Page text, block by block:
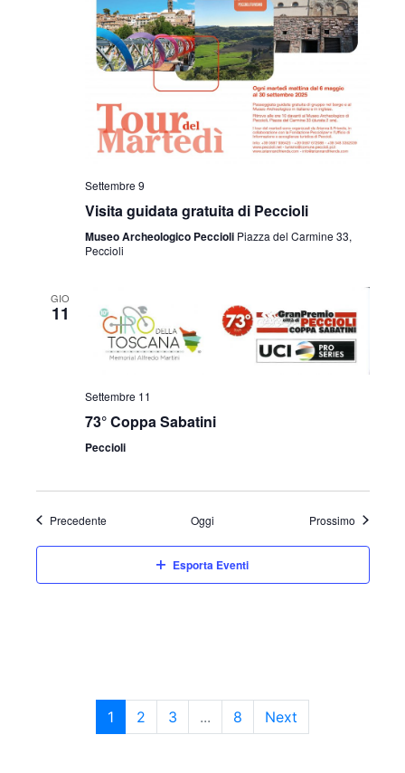
Settembre 9
Visita guidata gratuita di Peccioli
Museo Archeologico Peccioli Piazza del Carmine 33,
Peccioli
GIO
11
Settembre 11
73° Coppa Sabatini
Peccioli
PrecedenteEventi Oggi Prossimo Eventi
Esporta Eventi
1 2 3 ... 8 Next